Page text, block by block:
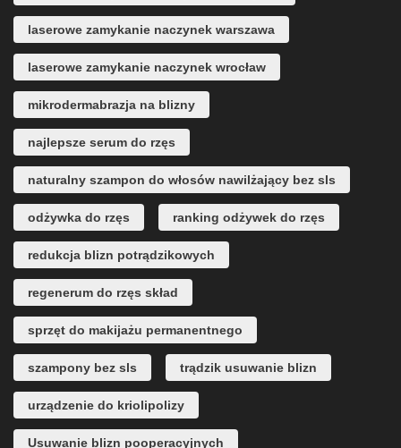
laserowe zamykanie naczynek warszawa
laserowe zamykanie naczynek wrocław
mikrodermabrazja na blizny
najlepsze serum do rzęs
naturalny szampon do włosów nawilżający bez sls
odżywka do rzęs ranking odżywek do rzęs
redukcja blizn potrądzikowych
regenerum do rzęs skład
sprzęt do makijażu permanentnego
szampony bez sls trądzik usuwanie blizn
urządzenie do kriolipolizy
Usuwanie blizn pooperacyjnych